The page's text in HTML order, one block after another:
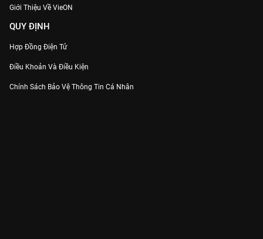
Giới Thiệu Về VieON
QUY ĐỊNH
Hợp Đồng Điện Tử
Điều Khoản Và Điều Kiện
Chính Sách Bảo Vệ Thông Tin Cá Nhân